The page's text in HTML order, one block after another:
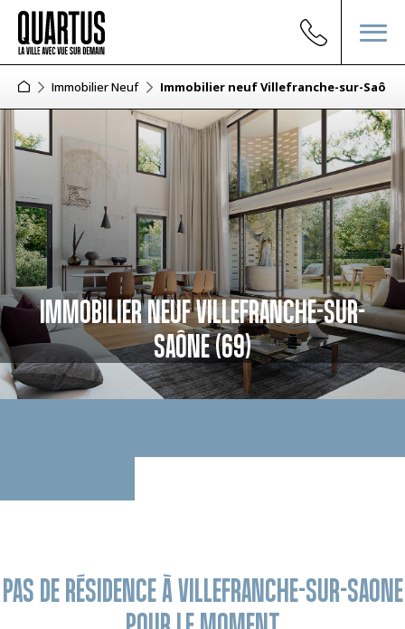
Immobilier Neuf Immobilier neuf Villefranche-sur-Saône
IMMOBILIER NEUF VILLEFRANCHE-SUR-
SAÔNE (69)
PAS DE RÉSIDENCE À VILLEFRANCHE-SUR-SAONE